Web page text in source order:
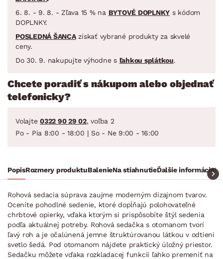
6. 8. - 9. 8. - Zľava 15 % na BYTOVÉ DOPLNKY s kódom
DOPLNKY.
POSLEDNÁ ŠANCAzískať vybrané produkty za skvelé
ceny.
Do 30. 9. nakupujte výhodne s ľahkou splátkou.
Chcete poradiť s nákupom alebo objednať
telefonicky?
Volajte 0322 90 29 02, voľba 2
Po - Pia 8:00 - 18:00 | So - Ne 9:00 - 16:00
PopisRozmery produktuBalenieNa stiahnutieĎalšie informácie
Rohová sedacia súprava zaujme moderným dizajnom tvarov.
Oceníte pohodlné sedenie, ktoré dopĺňajú polohovateľné
chrbtové opierky, vďaka ktorým si prispôsobíte štýl sedenia
podľa aktuálnej potreby. Rohová sedačka s otomanom tvorí
ľavý roh a je očalúnená jemne štruktúrovanou látkou v odtieni
svetlo šedá. Pod otomanom nájdete praktický úložný priestor.
Sedačku môžete vďaka rozkladacej funkcii ľahko premeniť na